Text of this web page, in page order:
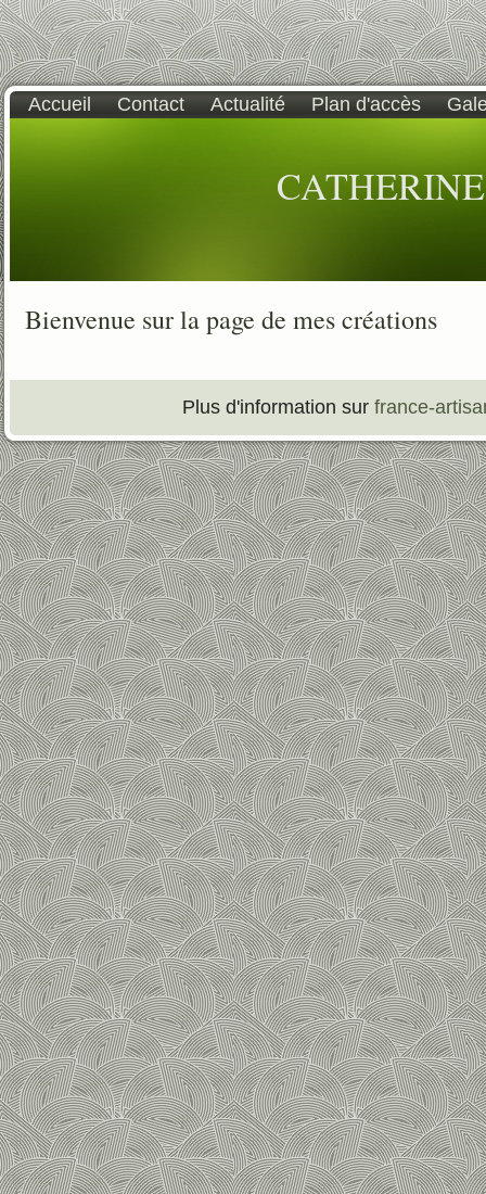
Accueil Contact Actualité Plan d'accès
Bienvenue sur la page de mes créations
Plus d'information sur france-